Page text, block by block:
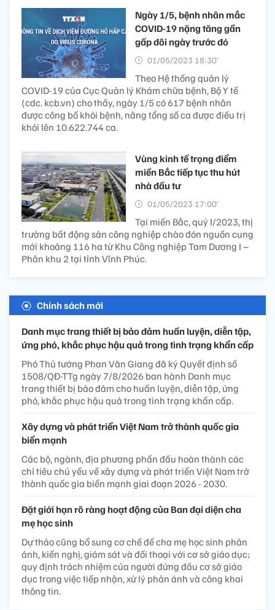
Ngày 1/5, bệnh nhân mắc
COVID-19 nặng tăng gần
gấp đôi ngày trước đó
01/05/2023 18:30’
Theo Hệ thống quản lý
COVID-19 của Cục Quản lý Khám chữa bệnh, Bộ Y tế
(cdc. kcb.vn) cho thấy, ngày 1/5 có 617 bệnh nhân
được công bố khỏi bệnh, nâng tổng số ca được điều trị
khỏi lên 10.622.744 ca.
Vùng kinh tế trọng điểm
miền Bắc tiếp tục thu hút
nhà đầu tư
01/05/2023 17:00’
Tại miền Bắc, quý I/2023, thị
trường bất động sản công nghiệp chào đón nguồn cung
mới khoảng 116 ha từ Khu Công nghiệp Tam Dương I –
Phân khu 2 tại tỉnh Vĩnh Phúc.
Chính sách mới
Danh mục trang thiết bị bảo đảm huấn luyện, diễn tập,
ứng phó, khắc phục hậu quả trong tình trạng khẩn cấp
Phó Thủ tướng Phan Văn Giang đã ký Quyết định số
1508/QĐ-TTg ngày 7/8/2026 ban hành Danh mục
trang thiết bị bảo đảm cho huấn luyện, diễn tập, ứng
phó, khắc phục hậu quả trong tình trạng khẩn cấp.
Xây dựng và phát triển Việt Nam trở thành quốc gia
biển mạnh
Các bộ, ngành, địa phương phấn đấu hoàn thành các
chỉ tiêu chủ yếu về xây dựng và phát triển Việt Nam trở
thành quốc gia biển mạnh giai đoạn 2026 - 2030.
Đặt giới hạn rõ ràng hoạt động của Ban đại diện cha
mẹ học sinh
Dự thảo cũng bổ sung cơ chế để cha mẹ học sinh phản
ánh, kiến nghị, giám sát và đối thoại với cơ sở giáo dục;
quy định trách nhiệm của người đứng đầu cơ sở giáo
dục trong việc tiếp nhận, xử lý phản ánh và công khai
thông tin.